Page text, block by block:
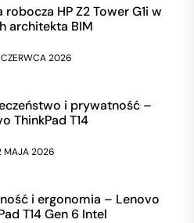
robocza HP Z2 Tower G1i w
architekta BIM
CZERWCA 2026
i prywatność –
ThinkPad T14
MAJA 2026
i ergonomia – Lenovo
T14 Gen 6 Intel